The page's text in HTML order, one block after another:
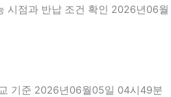
시점과 반납 조건 확인 2026년06월
기준 2026년06월05일 04시49분